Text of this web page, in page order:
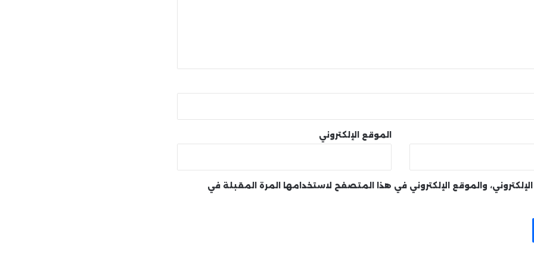
الموقع الإلكتروني
والموقع الإلكتروني في هذا المتصفح لاستخدامها المرة المقبلة في